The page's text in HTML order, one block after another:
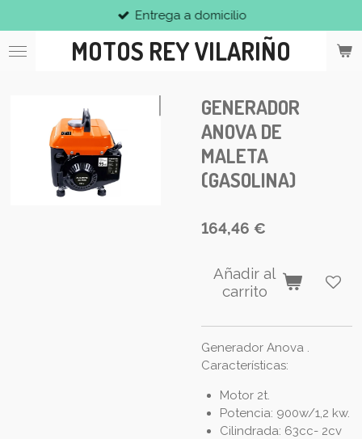
al
contenido
MOTOS REY VILARIÑO
Entrega a domicilio
GENERADOR
ANOVA DE
MALETA
(GASOLINA)
164,46 €
Añadir al
carrito
Generador Anova .
Características:
Motor 2t.
Potencia: 900w/1,2 kw.
Cilindrada: 63cc- 2cv